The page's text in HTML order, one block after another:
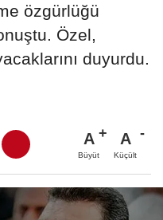
özgürlüğü
Özel,
duyurdu.
A
Büyüt
A
Küçült